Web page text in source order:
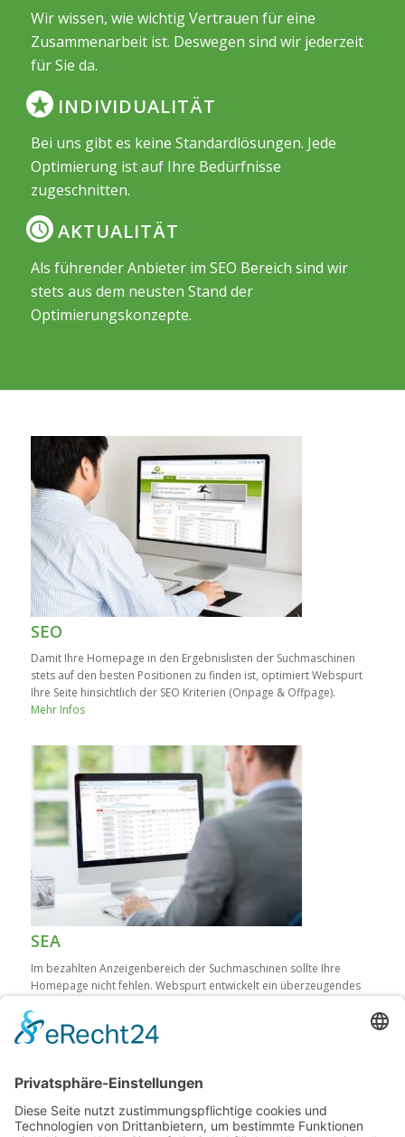
Wir wissen, wie wichtig Vertrauen für eine
Zusammenarbeit ist. Deswegen sind wir jederzeit
für Sie da.
INDIVIDUALITÄT
Bei uns gibt es keine Standardlösungen. Jede
Optimierung ist auf Ihre Bedürfnisse
zugeschnitten.
AKTUALITÄT
Als führender Anbieter im SEO Bereich sind wir
stets aus dem neusten Stand der
Optimierungskonzepte.
SEO
Damit Ihre Homepage in den Ergebnislisten der Suchmaschinen
stets auf den besten Positionen zu finden ist, optimiert Webspurt
Ihre Seite hinsichtlich der SEO Kriterien (Onpage & Offpage).
Mehr Infos
SEA
Im bezahlten Anzeigenbereich der Suchmaschinen sollte Ihre
Homepage nicht fehlen. Webspurt entwickelt ein überzeugendes
Mehr Infos